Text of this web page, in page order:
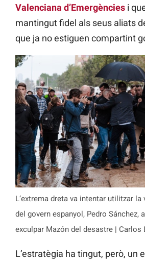
Valenciana d’Emergències i
mantingut fidel als seus aliats
que ja no estiguen compartint
L’extrema dreta va intentar utilitzar
del govern espanyol, Pedro Sánchez,
exculpar Mazón del desastre | Carlos
L’estratègia ha tingut, però, un